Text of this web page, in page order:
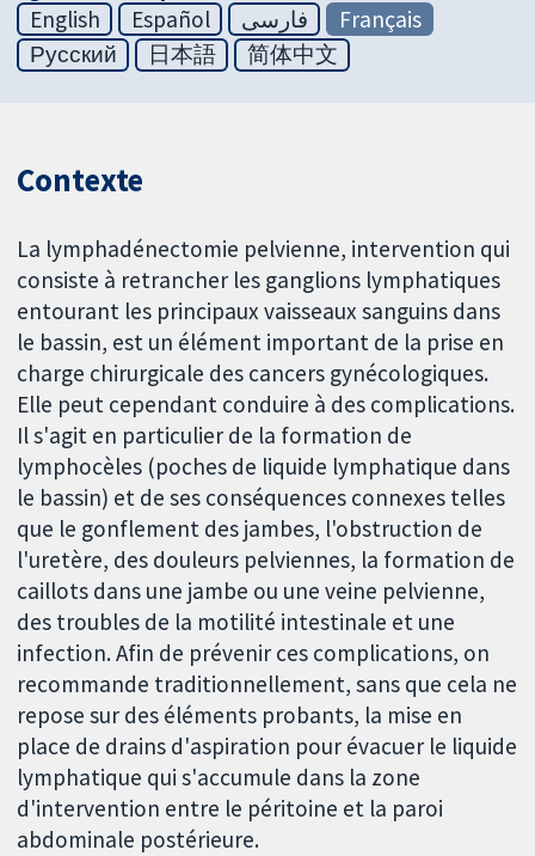
English
Español فارسی
Français
Русский
日本語 简体中文
Contexte
La lymphadénectomie pelvienne, intervention qui
consiste à retrancher les ganglions lymphatiques
entourant les principaux vaisseaux sanguins dans
le bassin, est un élément important de la prise en
charge chirurgicale des cancers gynécologiques.
Elle peut cependant conduire à des complications.
Il s'agit en particulier de la formation de
lymphocèles (poches de liquide lymphatique dans
le bassin) et de ses conséquences connexes telles
que le gonflement des jambes, l'obstruction de
l'uretère, des douleurs pelviennes, la formation de
caillots dans une jambe ou une veine pelvienne,
des troubles de la motilité intestinale et une
infection. Afin de prévenir ces complications, on
recommande traditionnellement, sans que cela ne
repose sur des éléments probants, la mise en
place de drains d'aspiration pour évacuer le liquide
lymphatique qui s'accumule dans la zone
d'intervention entre le péritoine et la paroi
abdominale postérieure.